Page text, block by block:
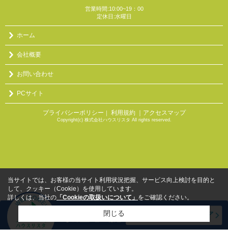
営業時間:10:00~19：00
定休日:水曜日
ホーム
会社概要
お問い合わせ
PCサイト
プライバシーポリシー ｜ 利用規約 ｜アクセスマップ
Copyright(c) 株式会社ハウスリスタ All rights reserved.
当サイトでは、お客様の当サイト利用状況把握、サービス向上検討を目的と
して、クッキー（Cookie）を使用しています。
詳しくは、当社の 「Cookieの取扱いについて」 をご確認ください。
閉じる